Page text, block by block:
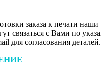
заказа к печати наши
связаться с Вами по
для согласования деталей.